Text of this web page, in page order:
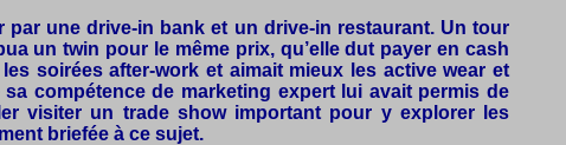
une drive-in bank et un drive-in restaurant. Un tour
un twin pour le même prix, qu’elle dut payer en cash
soirées after-work et aimait mieux les active wear et
compétence de marketing expert lui avait permis de
visiter un trade show important pour y explorer les
briefée à ce sujet.